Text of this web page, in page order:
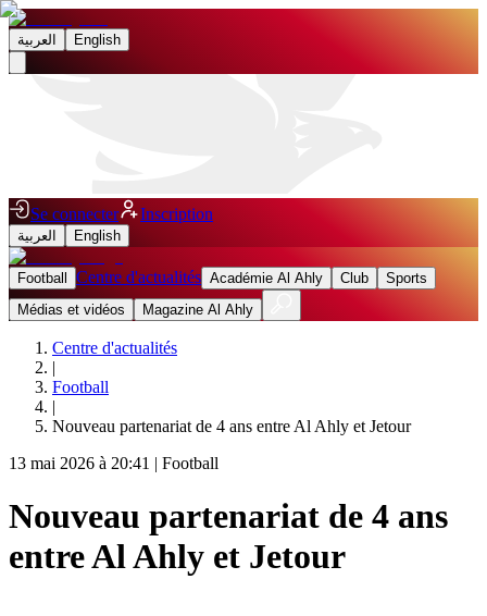
العربية English
Se connecter Inscription
العربية English
Football Centre d'actualités Académie Al Ahly Club
Sports
Médias et vidéos
Magazine Al Ahly
Centre d'actualités
|
Football
|
Nouveau partenariat de 4 ans entre Al Ahly et Jetour
13 mai 2026 à 20:41 | Football
Nouveau partenariat de 4 ans
entre Al Ahly et Jetour